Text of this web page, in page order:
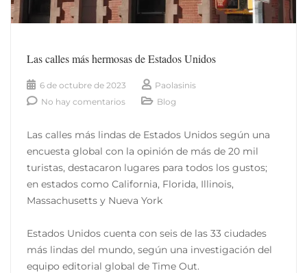
Las calles más hermosas de Estados Unidos
6 de octubre de 2023
Paolasinis
No hay comentarios
Blog
Las calles más lindas de Estados Unidos según una
encuesta global con la opinión de más de 20 mil
turistas, destacaron lugares para todos los gustos;
en estados como California, Florida, Illinois,
Massachusetts y Nueva York
Estados Unidos cuenta con seis de las 33 ciudades
más lindas del mundo, según una investigación del
equipo editorial global de Time Out.